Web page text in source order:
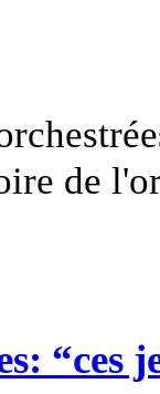
de
“ces